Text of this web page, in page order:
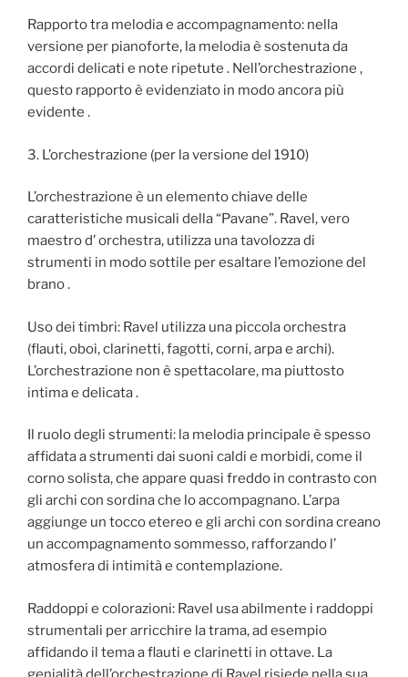
Rapporto tra melodia e accompagnamento: nella
versione per pianoforte, la melodia è sostenuta da
accordi delicati e note ripetute . Nell’orchestrazione ,
questo rapporto è evidenziato in modo ancora più
evidente .
3. L’orchestrazione (per la versione del 1910)
L’orchestrazione è un elemento chiave delle
caratteristiche musicali della “Pavane”. Ravel, vero
maestro d’ orchestra, utilizza una tavolozza di
strumenti in modo sottile per esaltare l’emozione del
brano .
Uso dei timbri: Ravel utilizza una piccola orchestra
(flauti, oboi, clarinetti, fagotti, corni, arpa e archi).
L’orchestrazione non è spettacolare, ma piuttosto
intima e delicata .
Il ruolo degli strumenti: la melodia principale è spesso
affidata a strumenti dai suoni caldi e morbidi, come il
corno solista, che appare quasi freddo in contrasto con
gli archi con sordina che lo accompagnano. L’arpa
aggiunge un tocco etereo e gli archi con sordina creano
un accompagnamento sommesso, rafforzando l’
atmosfera di intimità e contemplazione.
Raddoppi e colorazioni: Ravel usa abilmente i raddoppi
strumentali per arricchire la trama, ad esempio
affidando il tema a flauti e clarinetti in ottave. La